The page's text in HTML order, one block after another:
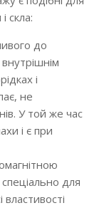
скла:
до
і
не
У той же час
і є при
для